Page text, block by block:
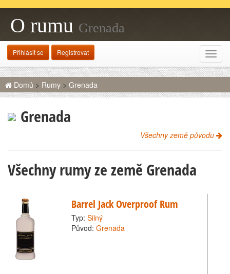
O rumu Grenada
Přihlásit se Registrovat
Domů > Rumy > Grenada
Grenada
Všechny země původu
Všechny rumy ze země Grenada
Barrel Jack Overproof Rum
Typ: Silný
Původ: Grenada